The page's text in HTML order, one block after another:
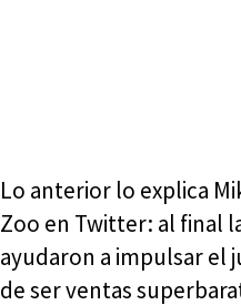
Lo anterior lo explica
Zoo en Twitter: al final
ayudaron a impulsar el
de ser ventas